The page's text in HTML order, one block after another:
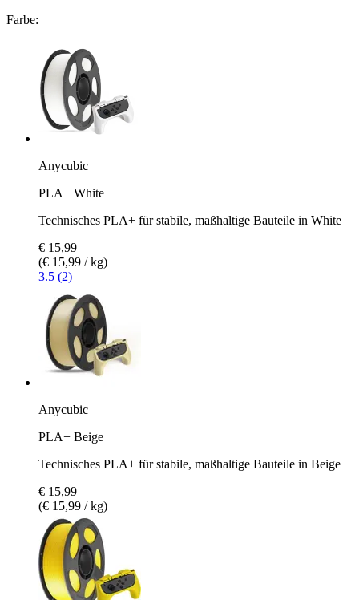
Farbe:
Anycubic
PLA+ White
Technisches PLA+ für stabile, maßhaltige Bauteile in White
€ 15,99
(€ 15,99 / kg)
3.5 (2)
Anycubic
PLA+ Beige
Technisches PLA+ für stabile, maßhaltige Bauteile in Beige
€ 15,99
(€ 15,99 / kg)